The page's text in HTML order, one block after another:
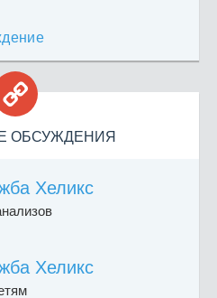
ОБСУЖДЕНИЯ
Хеликс
Хеликс